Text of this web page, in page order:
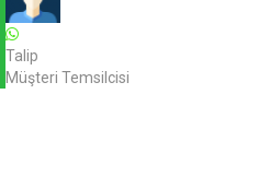
Talip
Müşteri Temsilcisi